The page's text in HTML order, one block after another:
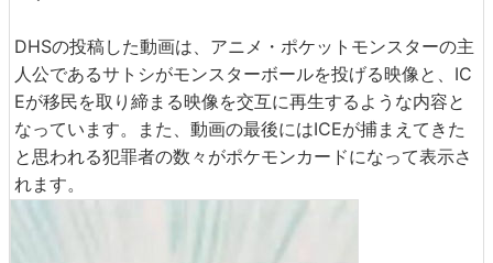
DHSの投稿した動画は、アニメ・ポケットモンスターの主
人公であるサトシがモンスターボールを投げる映像と、IC
Eが移民を取り締まる映像を交互に再生するような内容と
なっています。また、動画の最後にはICEが捕まえてきた
と思われる犯罪者の数々がポケモンカードになって表示さ
れます。